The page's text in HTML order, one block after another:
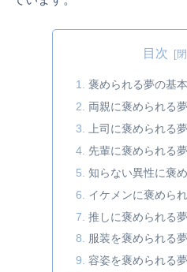
目次
褒められる夢の基
両親に褒められる夢
上司に褒められる夢
先輩に褒められる夢
知らない異性に褒
イケメンに褒めら
推しに褒められる夢
服装を褒められる夢
容姿を褒められる夢